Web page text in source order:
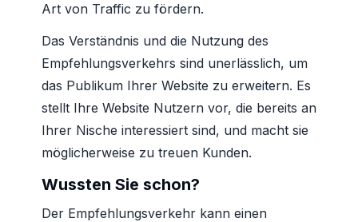
Art von Traffic zu fördern.
Das Verständnis und die Nutzung des
Empfehlungsverkehrs sind unerlässlich, um
das Publikum Ihrer Website zu erweitern. Es
stellt Ihre Website Nutzern vor, die bereits an
Ihrer Nische interessiert sind, und macht sie
möglicherweise zu treuen Kunden.
Wussten Sie schon?
Der Empfehlungsverkehr kann einen